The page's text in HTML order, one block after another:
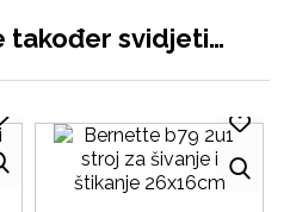
također svidjeti…